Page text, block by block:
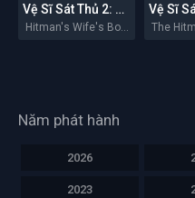
Vệ Sĩ Sát Thủ 2: Nhà Có Nóc
Hitman's Wife's Bodyguard 2021
Vệ Sĩ
Năm phát hành
2026
2023